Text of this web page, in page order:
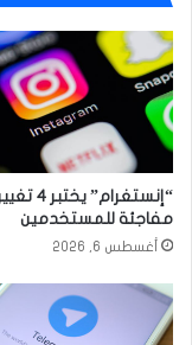
“إنستغرام”
مفاجئة للمستخدمين
أغسطس 6, 2026